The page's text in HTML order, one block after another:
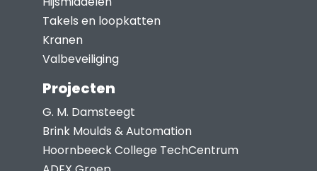
Takels en loopkatten
Kranen
Valbeveiliging
Projecten
G. M. Damsteegt
Brink Moulds & Automation
Hoornbeeck College TechCentrum